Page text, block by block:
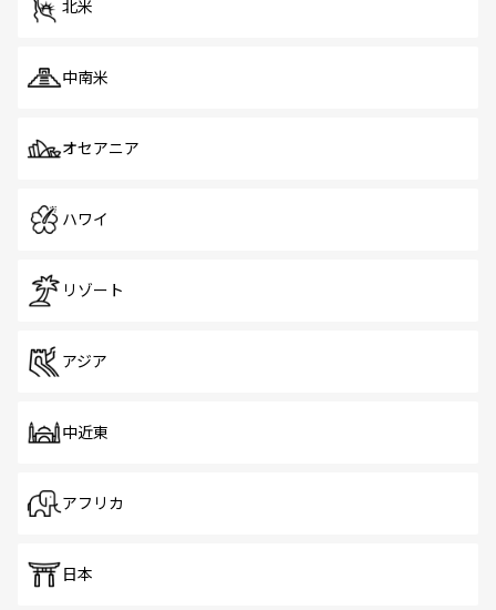
北米
中南米
オセアニア
ハワイ
リゾート
アジア
中近東
アフリカ
日本